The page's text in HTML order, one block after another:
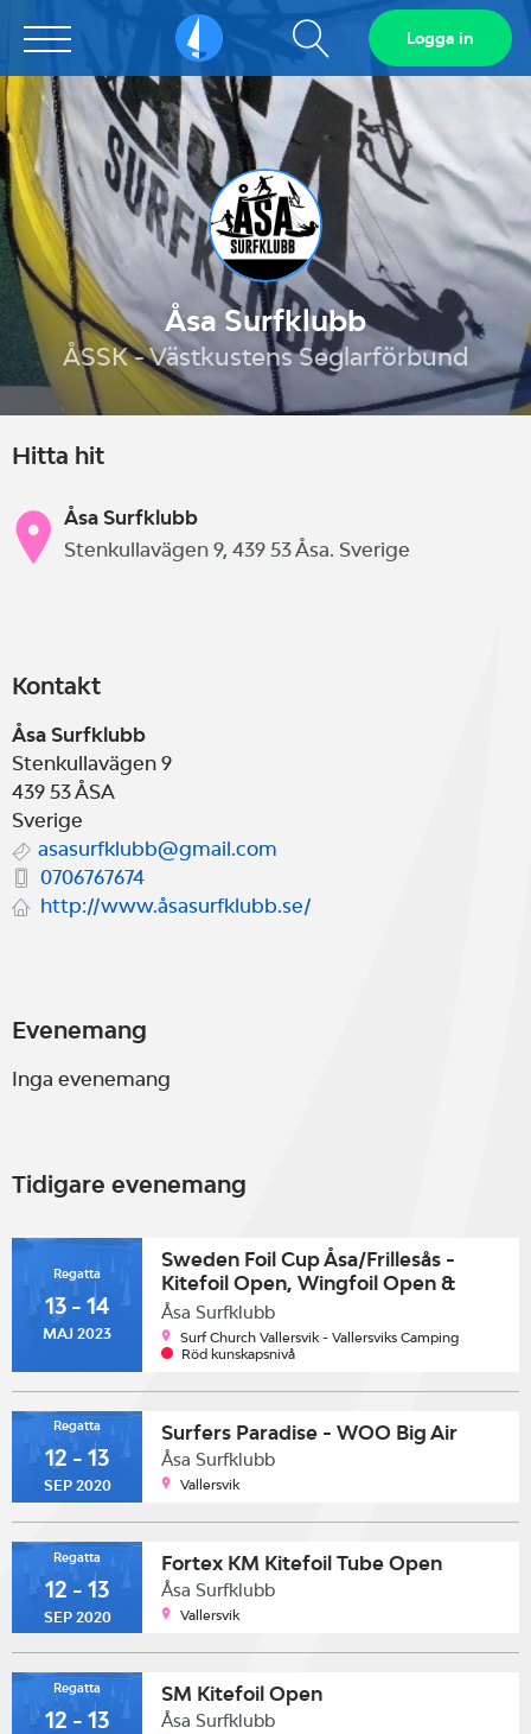
Sailarena Visa
sökfält
Logga in
Åsa Surfklubb
ÅSSK - Västkustens Seglarförbund
Hitta hit
Åsa Surfklubb
Stenkullavägen 9, 439 53 Åsa. Sverige
Kontakt
Åsa Surfklubb
Stenkullavägen 9
439 53ÅSA
Sverige
asasurfklubb@gmail.com
0706767674
http://www.åsasurfklubb.se/
Evenemang
Inga evenemang
Tidigare evenemang
Regatta
13 - 14
MAJ 2023
Sweden Foil Cup Åsa/Frillesås -
Kitefoil Open, Wingfoil Open &
Windfoil Open
Åsa Surfklubb
Surf Church Vallersvik - Vallersviks Camping
Röd kunskapsnivå
Regatta
12 - 13
SEP 2020
Surfers Paradise - WOO Big Air
Åsa Surfklubb
Vallersvik
Regatta
12 - 13
SEP 2020
Fortex KM Kitefoil Tube Open
Åsa Surfklubb
Vallersvik
Regatta
12 - 13
SM Kitefoil Open
Åsa Surfklubb